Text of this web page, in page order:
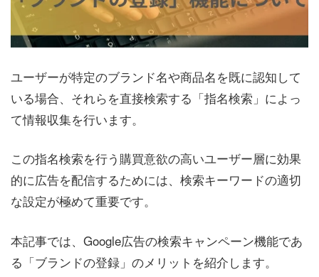
ユーザーが特定のブランド名や商品名を既に認知して
いる場合、それらを直接検索する「指名検索」によっ
て情報収集を行います。
この指名検索を行う購買意欲の高いユーザー層に効果
的に広告を配信するためには、検索キーワードの適切
な設定が極めて重要です。
本記事では、Google広告の検索キャンペーン機能であ
る「ブランドの登録」のメリットを紹介します。